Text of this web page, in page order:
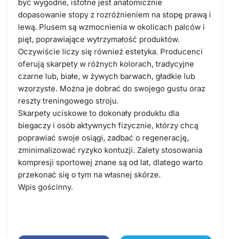
być wygodne, istotne jest anatomicznie
dopasowanie stopy z rozróżnieniem na stopę prawą i
lewą. Plusem są wzmocnienia w okolicach palców i
pięt, poprawiające wytrzymałość produktów.
Oczywiście liczy się również estetyka. Producenci
oferują skarpety w różnych kolorach, tradycyjne
czarne lub, białe, w żywych barwach, gładkie lub
wzorzyste. Można je dobrać do swojego gustu oraz
reszty treningowego stroju.
Skarpety uciskowe to dokonały produktu dla
biegaczy i osób aktywnych fizycznie, którzy chcą
poprawiać swoje osiągi, zadbać o regenerację,
zminimalizować ryzyko kontuzji. Zalety stosowania
kompresji sportowej znane są od lat, dlatego warto
przekonać się o tym na własnej skórze.
Wpis gościnny.